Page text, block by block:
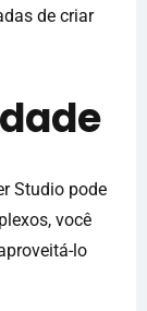
de criar
Studio pode
você
lo